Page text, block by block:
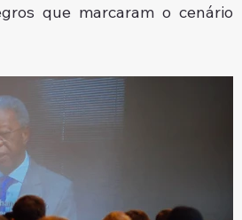
que marcaram o cenário